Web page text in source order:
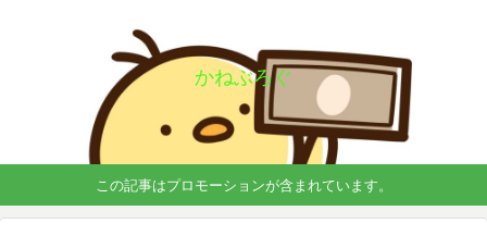
かねぶろぐ
この記事はプロモーションが含まれています。